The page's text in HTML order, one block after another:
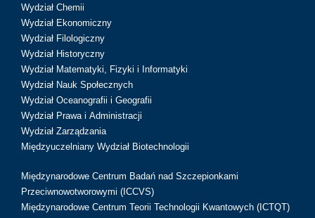
Wydział Chemii
Wydział Ekonomiczny
Wydział Filologiczny
Wydział Historyczny
Wydział Matematyki, Fizyki i Informatyki
Wydział Nauk Społecznych
Wydział Oceanografii i Geografii
Wydział Prawa i Administracji
Wydział Zarządzania
Międzyuczelniany Wydział Biotechnologii
Międzynarodowe Centrum Badań nad Szczepionkami
Przeciwnowotworowymi (ICCVS)
Międzynarodowe Centrum Teorii Technologii Kwantowych (ICTQT)